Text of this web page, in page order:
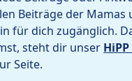
Beiträge der Mamas
für dich zugänglich.
steht dir unser
Seite.